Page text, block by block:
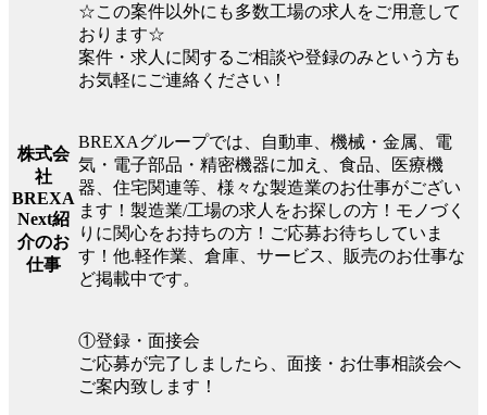
☆この案件以外にも多数工場の求人をご用意して
おります☆
案件・求人に関するご相談や登録のみという方も
お気軽にご連絡ください！
株式会
社
BREXA
Next紹
介のお
仕事
BREXAグループでは、自動車、機械・金属、電
気・電子部品・精密機器に加え、食品、医療機
器、住宅関連等、様々な製造業のお仕事がござい
ます！製造業/工場の求人をお探しの方！モノづく
りに関心をお持ちの方！ご応募お待ちしていま
す！他.軽作業、倉庫、サービス、販売のお仕事な
ど掲載中です。
①登録・面接会
ご応募が完了しましたら、面接・お仕事相談会へ
ご案内致します！